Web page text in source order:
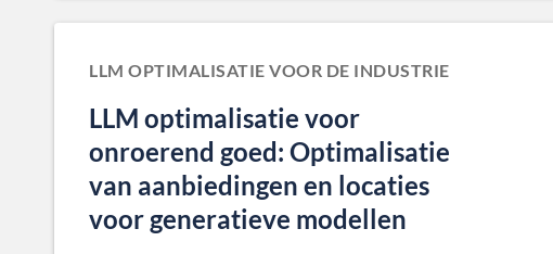
LLM OPTIMALISATIE VOOR DE INDUSTRIE
LLM optimalisatie voor
onroerend goed: Optimalisatie
van aanbiedingen en locaties
voor generatieve modellen